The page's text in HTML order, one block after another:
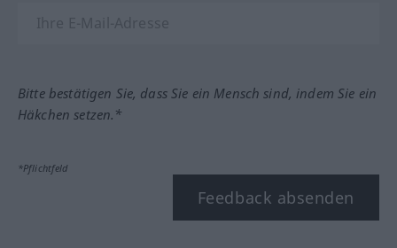
Bitte bestätigen Sie, dass Sie ein Mensch sind, indem Sie ein
Häkchen setzen.*
*Pflichtfeld
Feedback absenden